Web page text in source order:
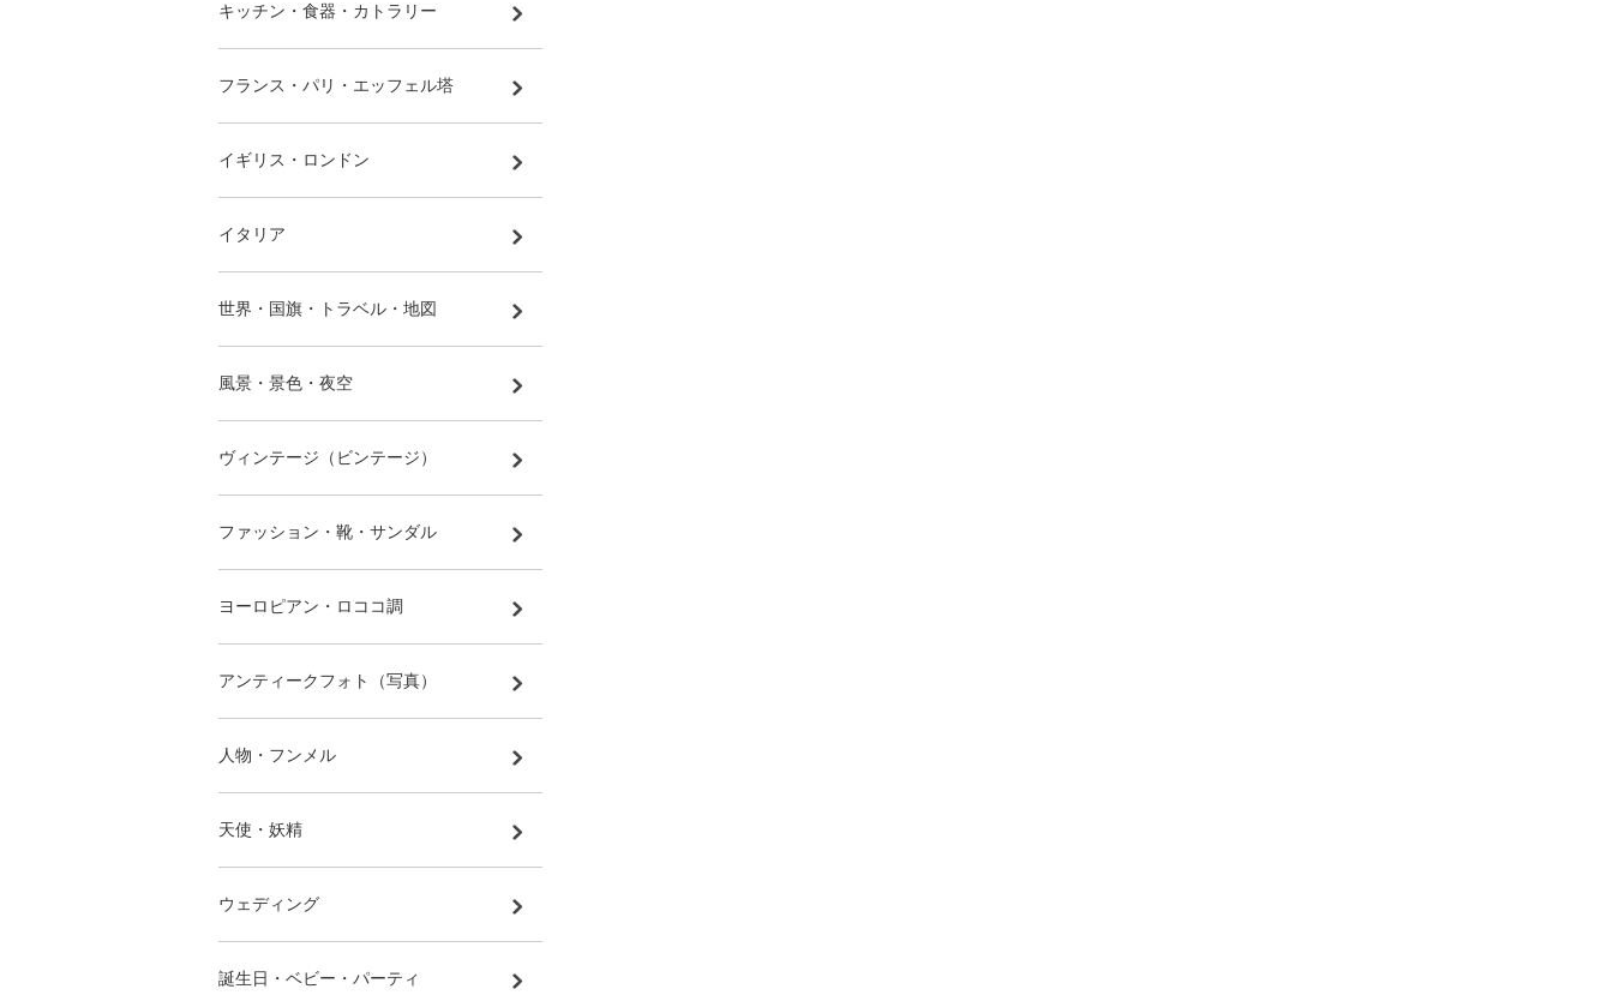
キッチン・食器・カトラリー
フランス・パリ・エッフェル塔
イギリス・ロンドン
イタリア
世界・国旗・トラベル・地図
風景・景色・夜空
ヴィンテージ（ビンテージ）
ファッション・靴・サンダル
ヨーロピアン・ロココ調
アンティークフォト（写真）
人物・フンメル
天使・妖精
ウェディング
誕生日・ベビー・パーティ